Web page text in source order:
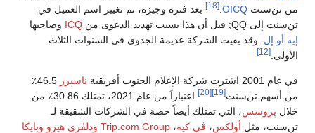
من تن‌سنت OICQ
[18]
بعد فترة وجيزة، تم تغيير اسم العميل في
تن‌سنت إلى QQ; قيل أن هذا بسبب تهديد الدعوى من
ICQ وصاحبها
إيه أو إل . وقد بقيت الشركة عديمة الجدوى في السنوات الثلاث
الأولى. [12]
في عام 2001 اشترت شركة الإعلام الجنوب أفريقية ناسپرز
46.5٪
من أسهم تن‌سنت[19]
[20]
اعتباراً من عام 2021، تمتلك 30.86٪ من
خلال پروسس، التي تمتلك أيضاً حصة في الشركات الشقيقة لـ
تن‌سنت، مثل أولكس، ڤي كيه، Trip.com Group ودلڤري هيرو وبايكا